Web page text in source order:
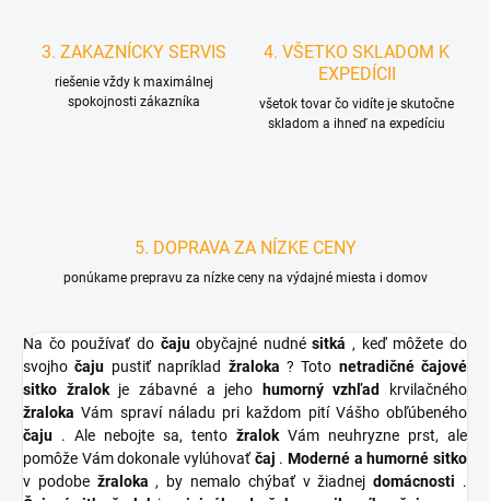
3. ZAKAZNÍCKY SERVIS
riešenie vždy k maximálnej
spokojnosti zákazníka
4. VŠETKO SKLADOM K
EXPEDÍCII
všetok tovar čo vidíte je skutočne
skladom a ihneď na expedíciu
5. DOPRAVA ZA NÍZKE CENY
ponúkame prepravu za nízke ceny na výdajné miesta i domov
Na čo používať do čajuobyčajné nudnésitká , keď môžete do
svojhočaju pustiť napríklad žraloka ? Toto netradičné čajové
sitko žralokje zábavné a jeho humorný vzhľad
krvilačného
žraloka Vám spraví náladu pri každom pití Vášho obľúbeného
čaju . Ale nebojte sa, tento žralokVám neuhryzne prst, ale
pomôže Vám dokonale vylúhovaťčaj .Moderné a humorné sitko
v podobe žraloka , by nemalo chýbať v žiadnejdomácnosti .